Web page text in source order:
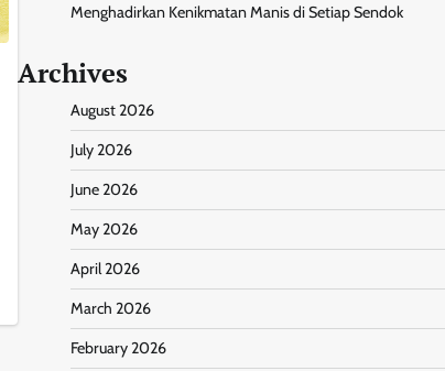
Menghadirkan Kenikmatan Manis di Setiap Sendok
Archives
August 2026
July 2026
June 2026
May 2026
April 2026
March 2026
February 2026